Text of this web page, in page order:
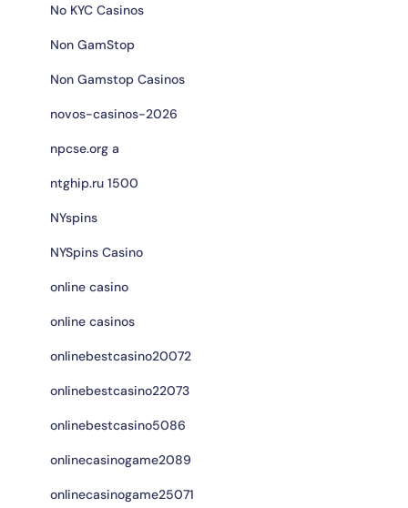
No KYC Casinos
Non GamStop
Non Gamstop Casinos
novos-casinos-2026
npcse.org a
ntghip.ru 1500
NYspins
NYSpins Casino
online casino
online casinos
onlinebestcasino20072
onlinebestcasino22073
onlinebestcasino5086
onlinecasinogame2089
onlinecasinogame25071